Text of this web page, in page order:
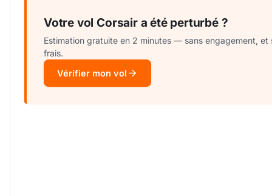
Votre vol Corsair a été perturbé ?
Estimation gratuite en 2 minutes — sans engagement, et
frais.
Vérifier mon vol